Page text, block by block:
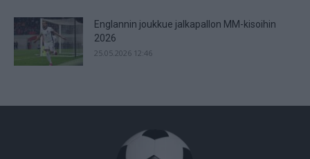
Englannin joukkue jalkapallon MM-kisoihin
2026
25.05.2026 12:46